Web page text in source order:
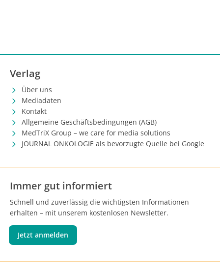
Verlag
Über uns
Mediadaten
Kontakt
Allgemeine Geschäftsbedingungen (AGB)
MedTriX Group – we care for media solutions
JOURNAL ONKOLOGIE als bevorzugte Quelle bei Google
Immer gut informiert
Schnell und zuverlässig die wichtigsten Informationen
erhalten – mit unserem kostenlosen Newsletter.
Jetzt anmelden